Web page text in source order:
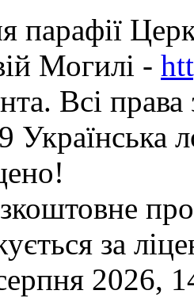
парафії
Могилі -
Всі
за
2026,